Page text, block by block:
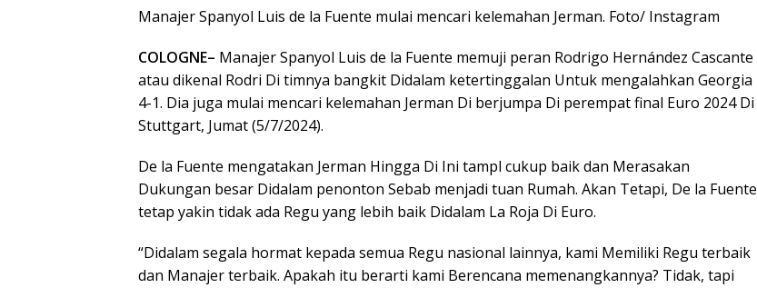
Manajer Spanyol Luis de la Fuente mulai mencari kelemahan Jerman. Foto/ Instagram
COLOGNE– Manajer Spanyol Luis de la Fuente memuji peran Rodrigo Hernández Cascante
atau dikenal Rodri Di timnya bangkit Didalam ketertinggalan Untuk mengalahkan Georgia
4-1. Dia juga mulai mencari kelemahan Jerman Di berjumpa Di perempat final Euro 2024 Di
Stuttgart, Jumat (5/7/2024).
De la Fuente mengatakan Jerman Hingga Di Ini tampl cukup baik dan Merasakan
Dukungan besar Didalam penonton Sebab menjadi tuan Rumah. Akan Tetapi, De la Fuente
tetap yakin tidak ada Regu yang lebih baik Didalam La Roja Di Euro.
“Didalam segala hormat kepada semua Regu nasional lainnya, kami Memiliki Regu terbaik
dan Manajer terbaik. Apakah itu berarti kami Berencana memenangkannya? Tidak, tapi